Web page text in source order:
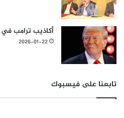
أكاذيب ترامب في
2026-01-22
تابعنا على فيسبوك